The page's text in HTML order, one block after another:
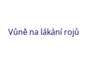
Vůně na lákání rojů